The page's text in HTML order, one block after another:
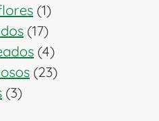
11
producto
1717
productos
44
productos
2323
33